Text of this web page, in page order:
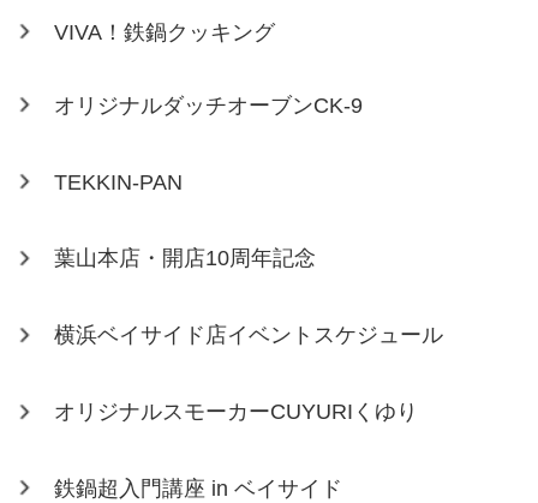
VIVA！鉄鍋クッキング
オリジナルダッチオーブンCK-9
TEKKIN-PAN
葉山本店・開店10周年記念
横浜ベイサイド店イベントスケジュール
オリジナルスモーカーCUYURIくゆり
鉄鍋超入門講座 in ベイサイド